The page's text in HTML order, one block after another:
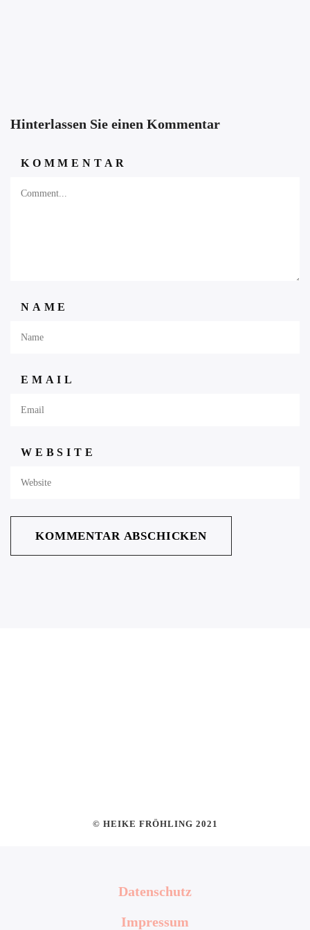
Hinterlassen Sie einen Kommentar
KOMMENTAR
NAME
EMAIL
WEBSITE
© HEIKE FRÖHLING 2021
Datenschutz
Impressum